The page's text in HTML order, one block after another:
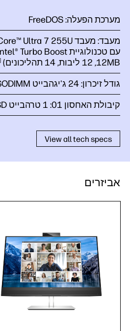
מערכת הפעלה:FreeDOS
מעבד:
12MB‏, 12 ליבות, 14
תהליכונים)
גודל זיכרון:24 ג'יגהבייט DDR5 5600 SODIMM
קיבולת האחסון 01:
1 טרהבייט SSD
View all tech specs
אביזרים